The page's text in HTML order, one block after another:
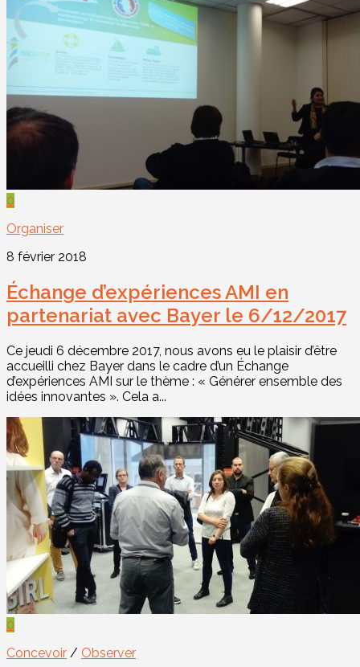
0
Organiser
8 février 2018
Échange d’expériences AMI en
partenariat avec Bayer le 6/12/2017
Ce jeudi 6 décembre 2017, nous avons eu le plaisir d’être
accueilli chez Bayer dans le cadre d’un Échange
d’expériences AMI sur le thème : « Générer ensemble des
idées innovantes ». Cela a...
0
Concevoir / Observer